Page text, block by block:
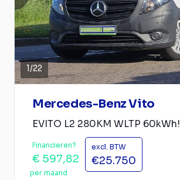
1/22
Mercedes-Benz Vito
EVITO L2 280KM WLTP 60kWh!
Financieren?
€ 597,82
per maand
excl. BTW
€25.750